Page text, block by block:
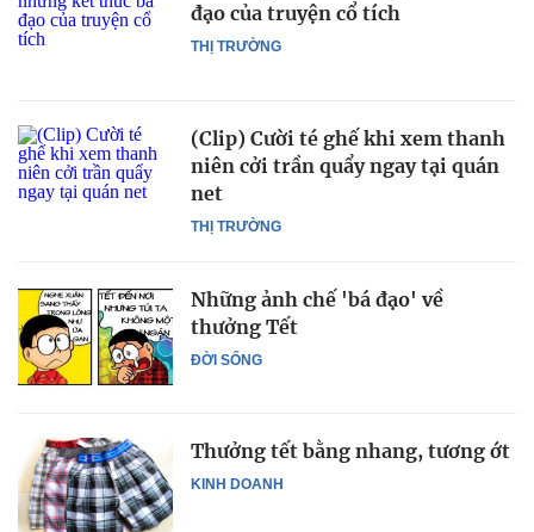
THỊ TRƯỜNG
đạo của truyện cổ tích
THỊ TRƯỜNG
(Clip) Cười té ghế khi xem thanh
niên cởi trần quẩy ngay tại quán
net
ĐỜI SỐNG
Những ảnh chế 'bá đạo' về
thưởng Tết
KINH DOANH
Thưởng tết bằng nhang, tương ớt